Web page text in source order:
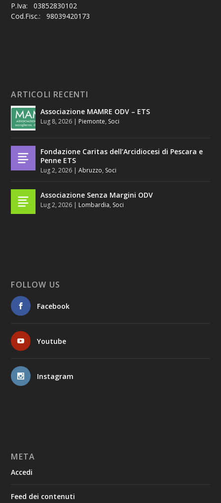
P.Iva: 03852830102
Cod.Fisc.: 98039420173
ARTICOLI RECENTI
Associazione MAMRE ODV – ETS
Lug 8, 2026 | Piemonte, Soci
Fondazione Caritas dell’Arcidiocesi di Pescara e
Penne ETS
Lug 2, 2026 |Abruzzo, Soci
Associazione Senza Margini ODV
Lug 2, 2026 | Lombardia, Soci
FOLLOW US
Facebook
Youtube
Instagram
META
Accedi
Feed dei contenuti